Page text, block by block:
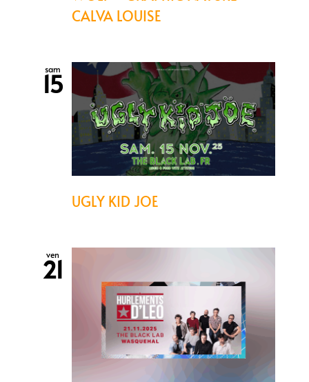
CALVA LOUISE
sam
15
UGLY KID JOE
ven
21